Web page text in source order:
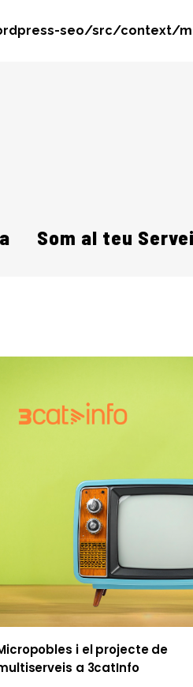
seo/src/context/
Som al teu Servei
i el projecte de
a 3catInfo